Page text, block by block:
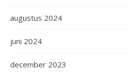
augustus 2024
juni 2024
december 2023